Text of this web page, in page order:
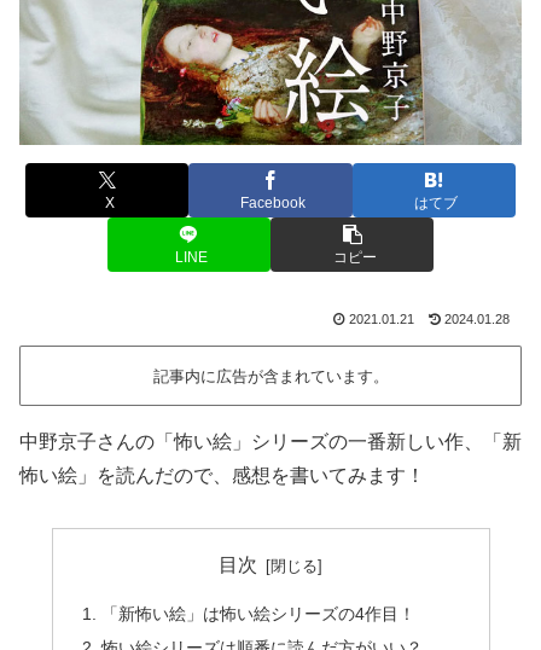
X Facebook はてブ
LINE コピー
2021.01.21 2024.01.28
記事内に広告が含まれています。
中野京子さんの「怖い絵」シリーズの一番新しい作、「新
怖い絵」を読んだので、感想を書いてみます！
目次
「新怖い絵」は怖い絵シリーズの4作目！